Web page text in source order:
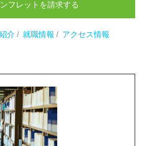
フレットを請求する
介 / 就職情報 / アクセス情報